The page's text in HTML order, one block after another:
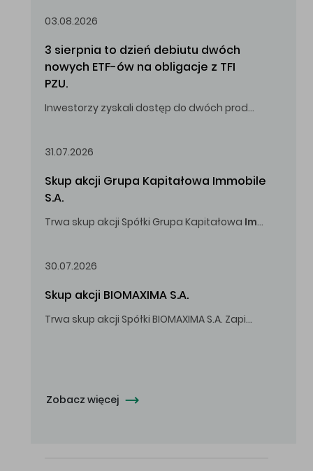
03.08.2026
3 sierpnia to dzień debiutu dwóch
nowych ETF-ów na obligacje z TFI
PZU.
Inwestorzy zyskali dostęp do dwóch produktów umożliwiających inwestowanie w obligacje skarbowe.
31.07.2026
Skup akcji Grupa Kapitałowa Immobile
S.A.
Trwa skup akcji Spółki Grupa Kapitałowa Immobile
30.07.2026
Skup akcji BIOMAXIMA S.A.
Trwa skup akcji Spółki BIOMAXIMA S.A. Zapisy do 4 sierpnia 2026 r. do godz. 16.00.
Zobacz więcej